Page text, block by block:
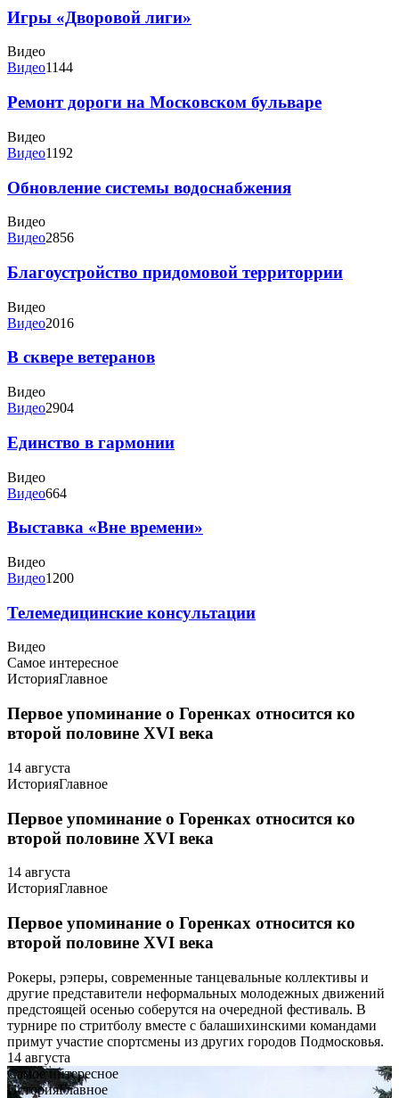
Игры «Дворовой лиги»
Видео
Видео1144
Ремонт дороги на Московском бульваре
Видео
Видео1192
Обновление системы водоснабжения
Видео
Видео2856
Благоустройство придомовой территоррии
Видео
Видео2016
В сквере ветеранов
Видео
Видео2904
Единство в гармонии
Видео
Видео664
Выставка «Вне времени»
Видео
Видео1200
Телемедицинские консультации
Видео
Самое интересное
ИсторияГлавное
Первое упоминание о Горенках относится ко
второй половине XVI века
14 августа
ИсторияГлавное
Первое упоминание о Горенках относится ко
второй половине XVI века
14 августа
ИсторияГлавное
Первое упоминание о Горенках относится ко
второй половине XVI века
Рокеры, рэперы, современные танцевальные коллективы и
другие представители неформальных молодежных движений
предстоящей осенью соберутся на очередной фестиваль. В
турнире по стритболу вместе с балашихинскими командами
примут участие спортсмены из других городов Подмосковья.
14 августа
Самое интересное
ИсторияГлавное